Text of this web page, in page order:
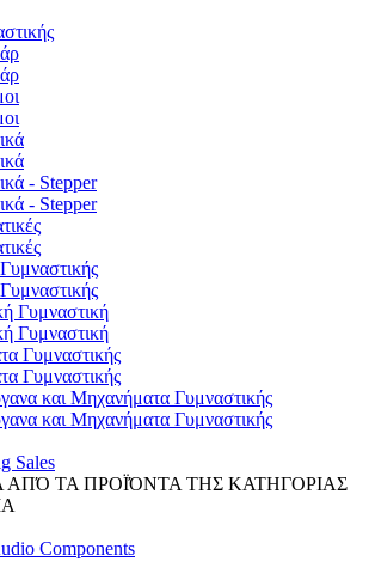
- Stepper
- Stepper
Γυμναστική
Γυμναστική
Γυμναστικής
Γυμναστικής
και Μηχανήματα Γυμναστικής
και Μηχανήματα Γυμναστικής
Sales
ΑΠΌ ΤΑ ΠΡΟΪΌΝΤΑ ΤΗΣ ΚΑΤΗΓΟΡΙΑΣ
Components